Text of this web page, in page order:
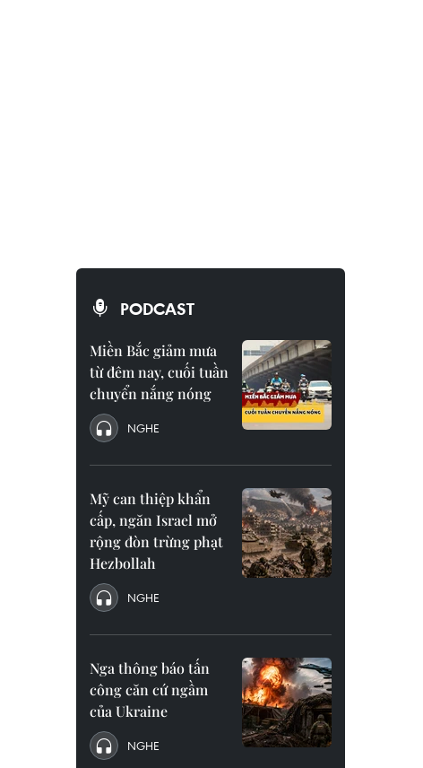
PODCAST
Miền Bắc giảm mưa
từ đêm nay, cuối tuần
chuyển nắng nóng
NGHE
Mỹ can thiệp khẩn
cấp, ngăn Israel mở
rộng đòn trừng phạt
Hezbollah
NGHE
Nga thông báo tấn
công căn cứ ngầm
của Ukraine
NGHE